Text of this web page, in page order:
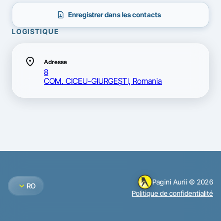
contact_page Enregistrer dans les contacts
LOGISTIQUE
location_on Adresse
8
COM. CICEU-GIURGEŞTI, Romania
expand_more RO
Pagini Aurii © 2026
Politique de confidentialité